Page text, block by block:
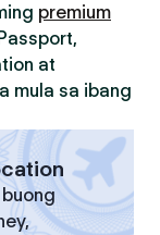
premium
at
mula sa ibang